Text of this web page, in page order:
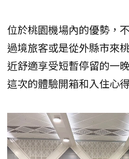
位於桃園機場內的優勢，
過境旅客或是從外縣市來
近舒適享受短暫停留的一
這次的體驗開箱和入住心